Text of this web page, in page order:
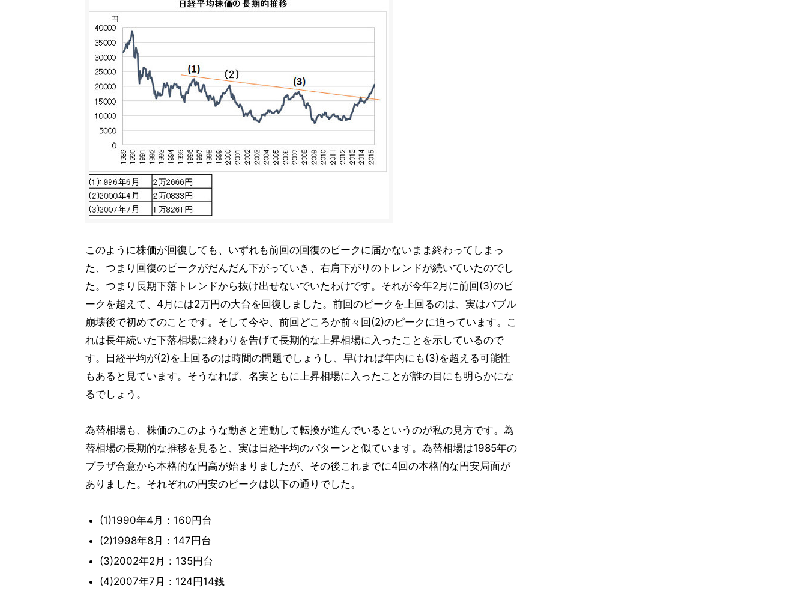
このように株価が回復しても、いずれも前回の回復のピークに届かないまま終わってしまっ
た、つまり回復のピークがだんだん下がっていき、右肩下がりのトレンドが続いていたのでし
た。つまり長期下落トレンドから抜け出せないでいたわけです。それが今年2月に前回(3)のピ
ークを超えて、4月には2万円の大台を回復しました。前回のピークを上回るのは、実はバブル
崩壊後で初めてのことです。そして今や、前回どころか前々回(2)のピークに迫っています。こ
れは長年続いた下落相場に終わりを告げて長期的な上昇相場に入ったことを示しているので
す。日経平均が(2)を上回るのは時間の問題でしょうし、早ければ年内にも(3)を超える可能性
もあると見ています。そうなれば、名実ともに上昇相場に入ったことが誰の目にも明らかにな
るでしょう。
為替相場も、株価のこのような動きと連動して転換が進んでいるというのが私の見方です。為
替相場の長期的な推移を見ると、実は日経平均のパターンと似ています。為替相場は1985年の
プラザ合意から本格的な円高が始まりましたが、その後これまでに4回の本格的な円安局面が
ありました。それぞれの円安のピークは以下の通りでした。
(1)1990年4月：160円台
(2)1998年8月：147円台
(3)2002年2月：135円台
(4)2007年7月：124円14銭